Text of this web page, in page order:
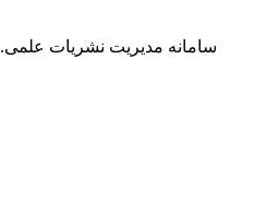
سامانه مدیریت نشریات علمی.